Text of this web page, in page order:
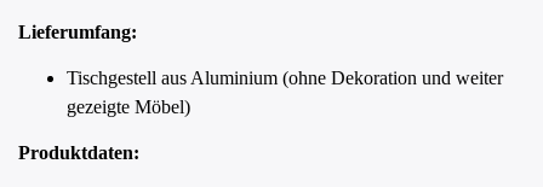
Lieferumfang:
Tischgestell aus Aluminium (ohne Dekoration und weiter
gezeigte Möbel)
Produktdaten: